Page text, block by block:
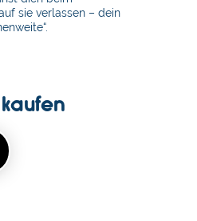
sie verlassen – dein